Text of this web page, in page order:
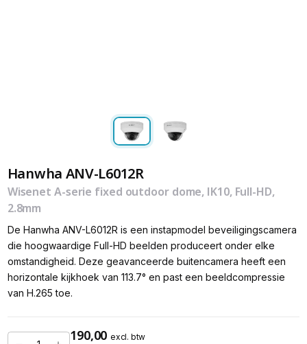
Hanwha ANV-L6012R
Wisenet A-serie fixed outdoor dome, IK10, Full-HD,
2.8mm
De Hanwha ANV-L6012R is een instapmodel beveiligingscamera
die hoogwaardige Full-HD beelden produceert onder elke
omstandigheid. Deze geavanceerde buitencamera heeft een
horizontale kijkhoek van 113.7° en past een beeldcompressie
van H.265 toe.
190,00 excl. btw